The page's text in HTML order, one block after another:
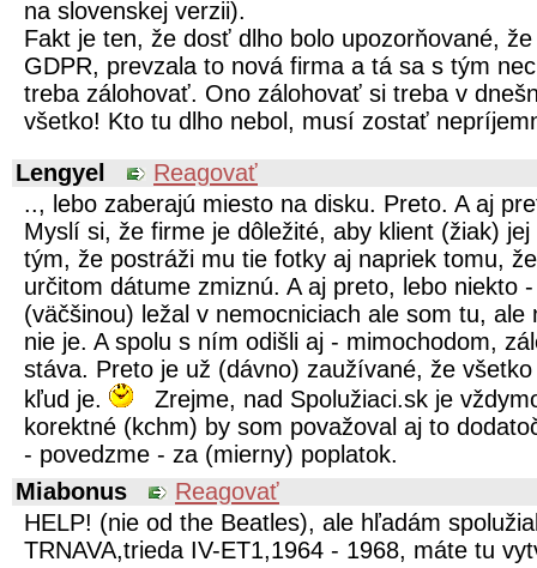
na slovenskej verzii).
Fakt je ten, že dosť dlho bolo upozorňované,
GDPR, prevzala to nová firma a tá sa s tým
treba zálohovať. Ono zálohovať si treba v
všetko! Kto tu dlho nebol, musí zostať
Lengyel
Reagovať
.., lebo zaberajú miesto na disku. Preto. A aj
Myslí si, že firme je dôležité, aby klient (žiak)
tým, že postráži mu tie fotky aj napriek tomu,
určitom dátume zmiznú. A aj preto, lebo niekto
(väčšinou) ležal v nemocniciach ale som tu, ale
nie je. A spolu s ním odišli aj - mimochodom,
stáva. Preto je už (dávno) zaužívané, že
kľud je.
Zrejme, nad Spolužiaci.sk je
korektné (kchm) by som považoval aj to
- povedzme - za (mierny) poplatok.
Miabonus
Reagovať
HELP! (nie od the Beatles), ale hľadám
TRNAVA,trieda IV-ET1,1964 - 1968, máte tu